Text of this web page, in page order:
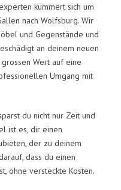
kümmert sich um
nach Wolfsburg. Wir
und Gegenstände und
an deinem neuen
Wert auf eine
Umgang mit
du nicht nur Zeit und
ist es, dir einen
der zu deinem
dass du einen
ohne versteckte Kosten.